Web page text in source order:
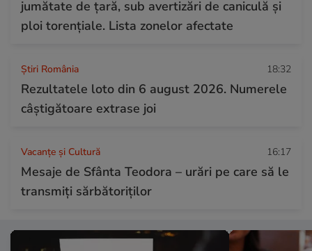
jumătate de țară, sub avertizări de caniculă și
ploi torențiale. Lista zonelor afectate
Știri România 18:32
Rezultatele loto din 6 august 2026. Numerele
câștigătoare extrase joi
Vacanțe și Cultură 16:17
Mesaje de Sfânta Teodora – urări pe care să le
transmiți sărbătoriților